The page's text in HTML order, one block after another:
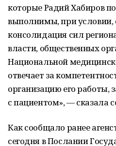
которые Радий Хабиров
выполнимы, при условии,
консолидация сил
власти, общественных
Национальной
отвечает за
организацию его работы,
с пациентом», — сказала
Как сообщало ранее
сегодня в Послании